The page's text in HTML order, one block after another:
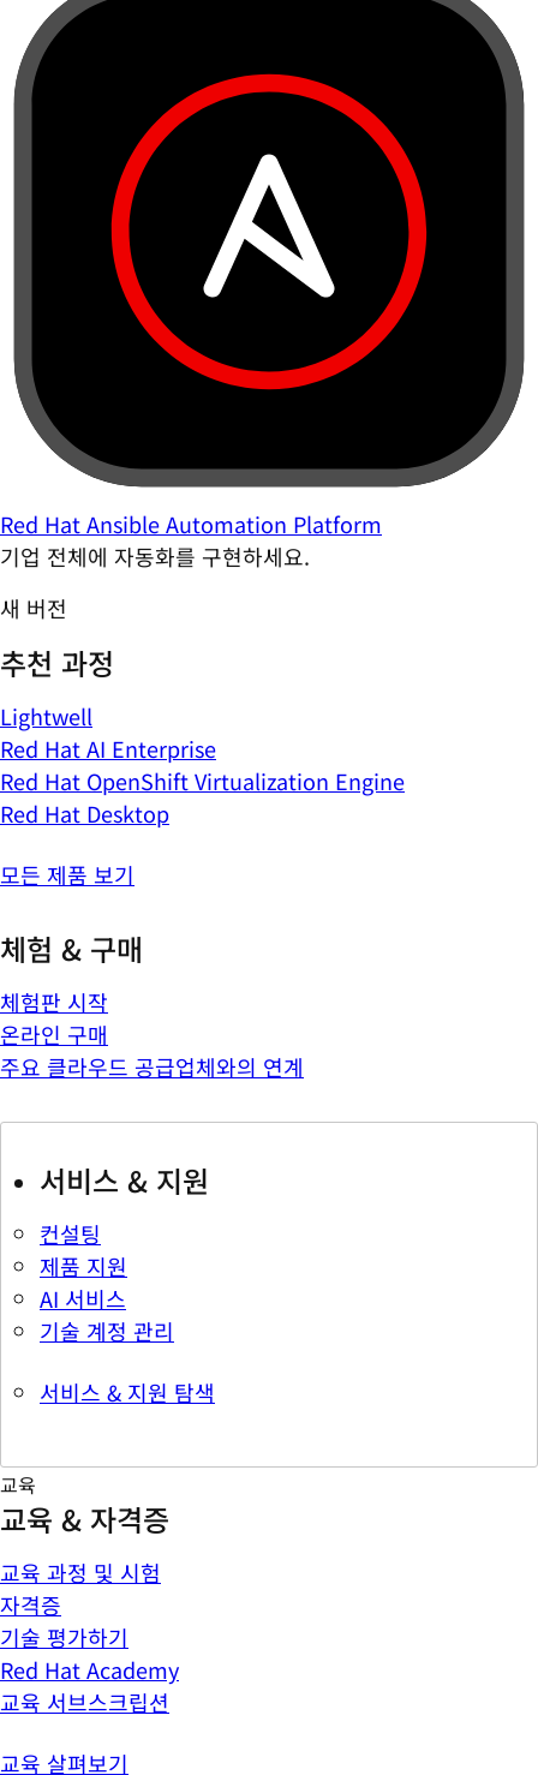
Red Hat Ansible Automation Platform
기업 전체에 자동화를 구현하세요.
새 버전
추천 과정
Lightwell
Red Hat AI Enterprise
Red Hat OpenShift Virtualization Engine
Red Hat Desktop
모든 제품 보기
체험 & 구매
체험판 시작
온라인 구매
주요 클라우드 공급업체와의 연계
서비스 & 지원
컨설팅
제품 지원
AI 서비스
기술 계정 관리
서비스 & 지원 탐색
교육
교육 & 자격증
교육 과정 및 시험
자격증
기술 평가하기
Red Hat Academy
교육 서브스크립션
교육 살펴보기